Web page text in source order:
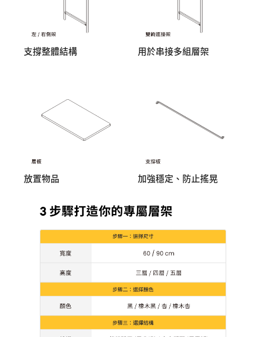
支撐整體結構 用於串接多組層架
放置物品 加強穩定、防止搖晃